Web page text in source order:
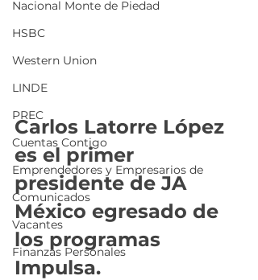
Nacional Monte de Piedad
HSBC
Western Union
LINDE
PREC
Cuentas Contigo
Emprendedores y Empresarios de
Comunicados
Vacantes
Finanzas Personales
Carlos Latorre López
es el primer
presidente de JA
México egresado de
los programas
Impulsa.